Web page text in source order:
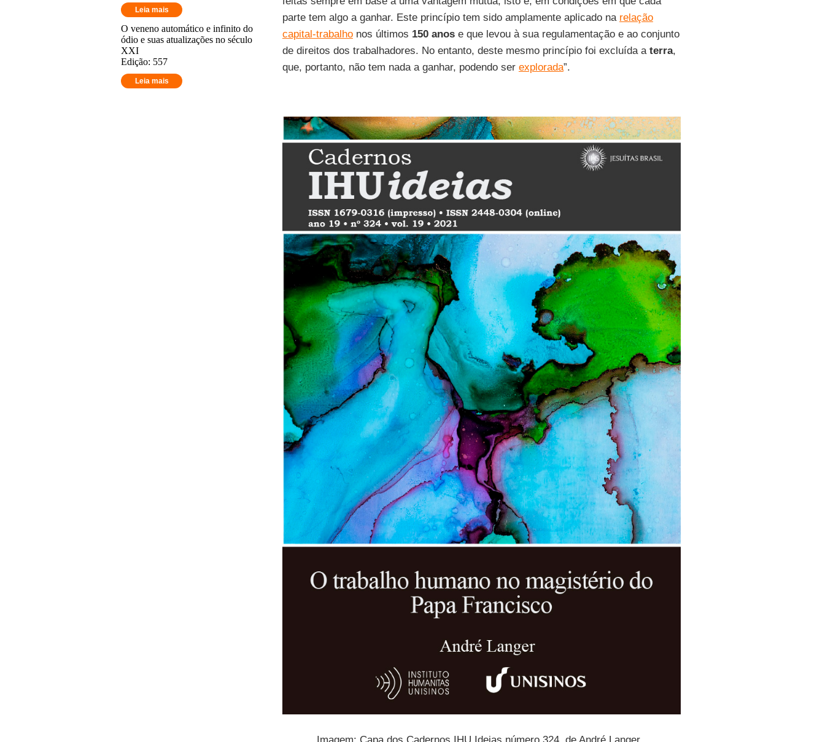
Leia mais
O veneno automático e infinito do
ódio e suas atualizações no século
XXI
Edição: 557
Leia mais
parte tem algo a ganhar. Este princípio tem sido amplamente aplicado na relação
capital-trabalhonos últimos 150 anose que levou à sua regulamentação e ao conjunto
de direitos dos trabalhadores. No entanto, deste mesmo princípio foi excluída a terra,
que, portanto, não tem nada a ganhar, podendo ser explorada”.
Imagem: Capa dos Cadernos IHU Ideias número 324, de André Langer.